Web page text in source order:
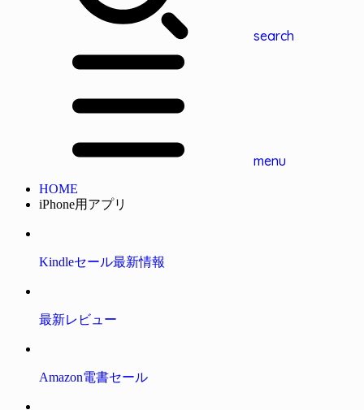
search
menu
HOME
iPhone用アプリ
Kindleセール最新情報
最新レビュー
Amazon電書セール